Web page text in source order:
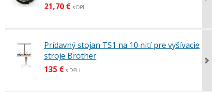
21,70 € s DPH
Prídavný stojan TS1 na 10 nití pre vyšívacie
stroje Brother
135 € s DPH